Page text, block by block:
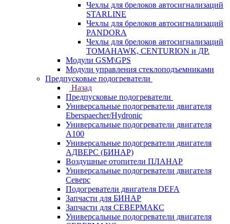
Чехлы для брелоков автосигнализаций
STARLINE
Чехлы для брелоков автосигнализаций
PANDORA
Чехлы для брелоков автосигнализаций
TOMAHAWK, CENTURION и ДР.
Модули GSM\GPS
Модули управления стеклоподъемниками
Предпусковые подогреватели
Назад
Предпусковые подогреватели
Универсальные подогреватели двигателя
Eberspaecher/Hydronic
Универсальные подогреватели двигателя
A100
Универсальные подогреватели двигателя
АДВЕРС (БИНАР)
Воздушные отопители ПЛАНАР
Универсальные подогреватели двигателя
Северс
Подогреватели двигателя DEFA
Запчасти для БИНАР
Запчасти для СЕВЕРМАКС
Универсальные подогреватели двигателя